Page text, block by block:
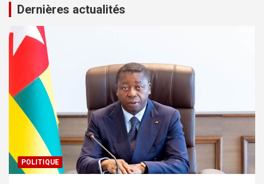
Dernières actualités
POLITIQUE